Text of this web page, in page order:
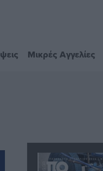
Μικρές Αγγελίες